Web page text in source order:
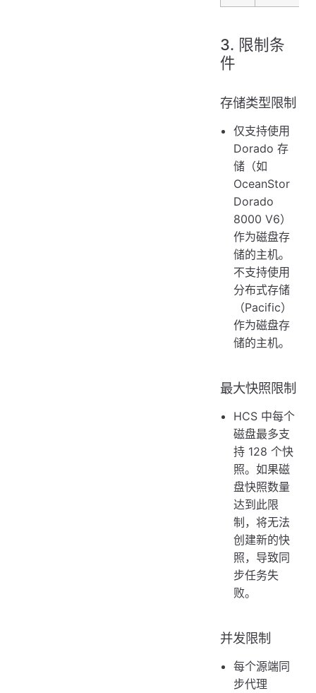
3. 限制条
件
存储类型限制
仅支持使用
Dorado 存
储（如
OceanStor
Dorado
8000 V6）
作为磁盘存
储的主机。
不支持使用
分布式存储
（Pacific）
作为磁盘存
储的主机。
最大快照限制
HCS 中每个
磁盘最多支
持 128 个快
照。如果磁
盘快照数量
达到此限
制，将无法
创建新的快
照，导致同
步任务失
败。
并发限制
每个源端同
步代理